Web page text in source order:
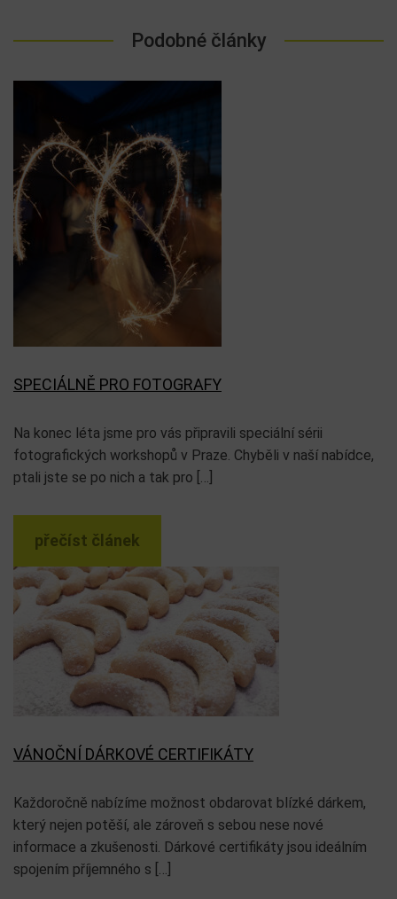
Podobné články
SPECIÁLNĚ PRO FOTOGRAFY
Na konec léta jsme pro vás připravili speciální sérii
fotografických workshopů v Praze. Chyběli v naší nabídce,
ptali jste se po nich a tak pro […]
přečíst článek
VÁNOČNÍ DÁRKOVÉ CERTIFIKÁTY
Každoročně nabízíme možnost obdarovat blízké dárkem,
který nejen potěší, ale zároveň s sebou nese nové
informace a zkušenosti. Dárkové certifikáty jsou ideálním
spojením příjemného s […]